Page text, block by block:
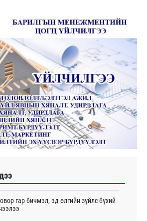
гар бичмэл, эд өлгийн зүйлс бүхий